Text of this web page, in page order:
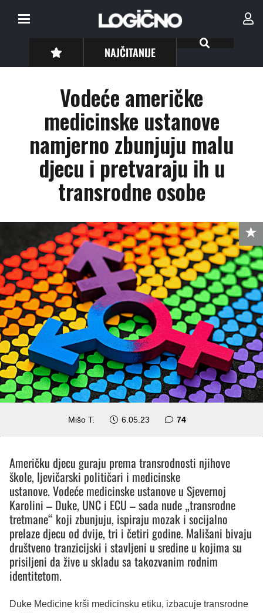
NAJČITANIJE
Vodeće američke
medicinske ustanove
namjerno zbunjuju malu
djecu i pretvaraju ih u
transrodne osobe
Mišo T. 6.05.23 74komentara
Američku djecu guraju prema transrodnosti njihove
škole, ljevičarski političari i medicinske
ustanove. Vodeće medicinske ustanove u Sjevernoj
Karolini – Duke, UNC i ECU – sada nude „transrodne
tretmane“ koji zbunjuju, ispiraju mozak i socijalno
prelaze djecu od dvije, tri i četiri godine. Mališani bivaju
društveno tranzicijski i stavljeni u sredine u kojima su
prisiljeni da žive u skladu sa takozvanim rodnim
identitetom.
Duke Medicine krši medicinsku etiku, izbacuje transrodne